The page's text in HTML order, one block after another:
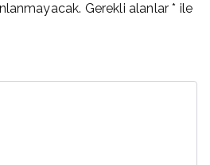
Gerekli alanlar* ile